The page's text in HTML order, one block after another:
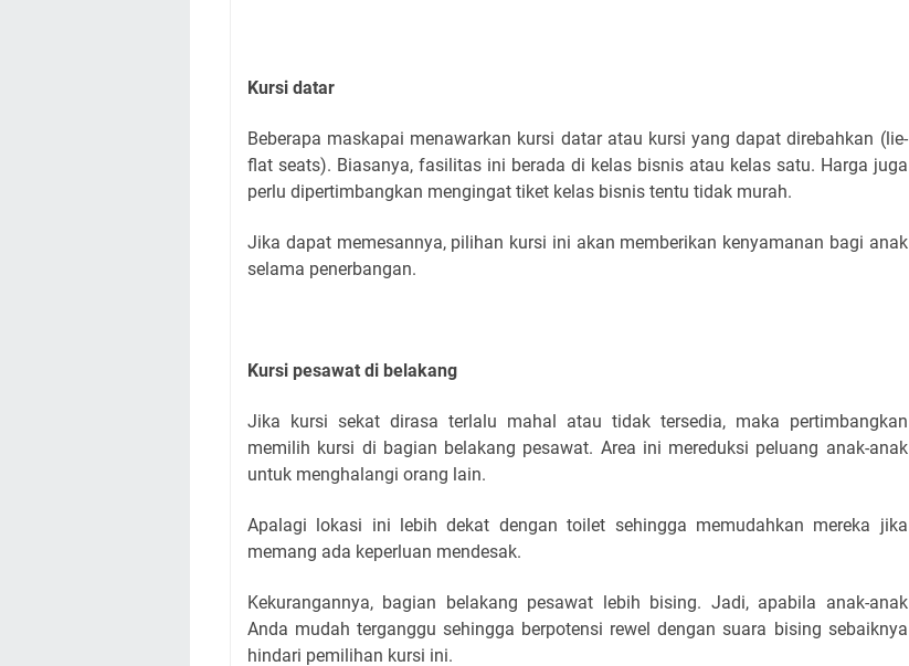
Kursi datar
Beberapa maskapai menawarkan kursi datar atau kursi yang dapat direbahkan (lie-
flat seats). Biasanya, fasilitas ini berada di kelas bisnis atau kelas satu. Harga juga
perlu dipertimbangkan mengingat tiket kelas bisnis tentu tidak murah.
Jika dapat memesannya, pilihan kursi ini akan memberikan kenyamanan bagi anak
selama penerbangan.
Kursi pesawat di belakang
Jika kursi sekat dirasa terlalu mahal atau tidak tersedia, maka pertimbangkan
memilih kursi di bagian belakang pesawat. Area ini mereduksi peluang anak-anak
untuk menghalangi orang lain.
Apalagi lokasi ini lebih dekat dengan toilet sehingga memudahkan mereka jika
memang ada keperluan mendesak.
Kekurangannya, bagian belakang pesawat lebih bising. Jadi, apabila anak-anak
Anda mudah terganggu sehingga berpotensi rewel dengan suara bising sebaiknya
hindari pemilihan kursi ini.